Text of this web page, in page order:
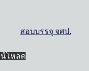
สอบบรรจุ จศป.
น์โหลด